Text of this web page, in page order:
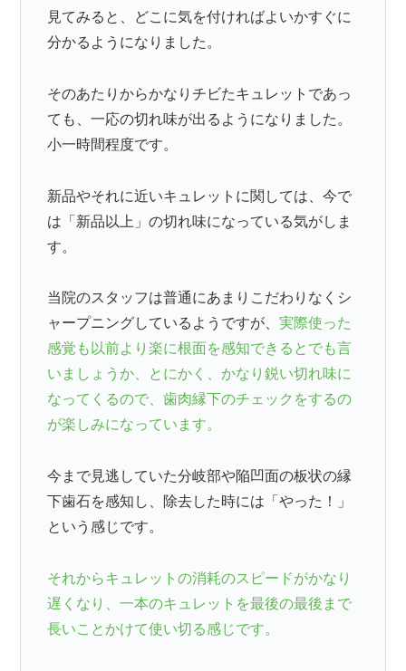
見てみると、どこに気を付ければよいかすぐに
分かるようになりました。
そのあたりからかなりチビたキュレットであっ
ても、一応の切れ味が出るようになりました。
小一時間程度です。
新品やそれに近いキュレットに関しては、今で
は「新品以上」の切れ味になっている気がしま
す。
当院のスタッフは普通にあまりこだわりなくシ
ャープニングしているようですが、実際使った
感覚も以前より楽に根面を感知できるとでも言
いましょうか、とにかく、かなり鋭い切れ味に
なってくるので、歯肉縁下のチェックをするの
が楽しみになっています。
今まで見逃していた分岐部や陥凹面の板状の縁
下歯石を感知し、除去した時には「やった！」
という感じです。
それからキュレットの消耗のスピードがかなり
遅くなり、一本のキュレットを最後の最後まで
長いことかけて使い切る感じです。